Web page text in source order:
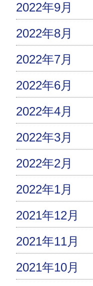
2022年9月
2022年8月
2022年7月
2022年6月
2022年4月
2022年3月
2022年2月
2022年1月
2021年12月
2021年11月
2021年10月